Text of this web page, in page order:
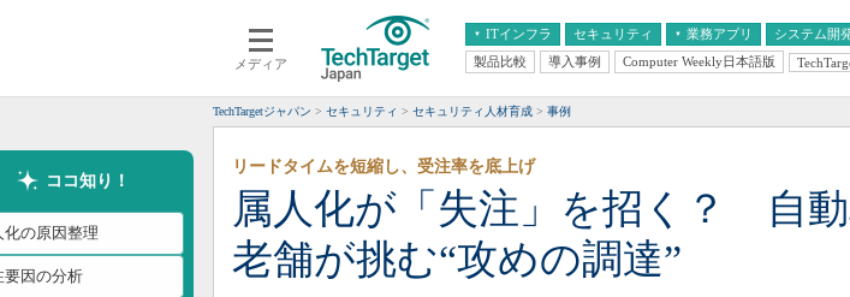
メディア
ITインフラ
クラウド
スマートモバイル
ネットワーク
システム運用管理
セキュリティ 業務アプリ
エンタープライズAI
ERP
CX
情報系システム
システム開
経営とIT 医療IT
製品比較 導入事例 Computer Weekly日本語版
TechTargetジャパン セキュリティ セキュリティ人材育成 事例
ココ知り！
化の原因整理
要因の分析
属人化が「失注」を招く？ 自
老舗が挑む“攻めの調達”
リードタイムを短縮し、受注率を底上げ